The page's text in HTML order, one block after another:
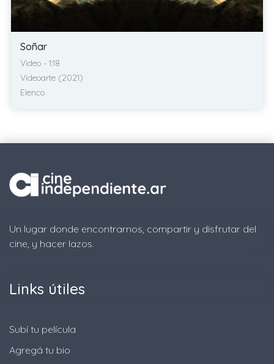
Soñar
Video - 1:18
Videoarte (2021)
Elenco
Un lugar donde encontrarnos, compartir y disfrutar del
cine, y hacer lazos.
Links útiles
Subí tu película
Agregá tu bio